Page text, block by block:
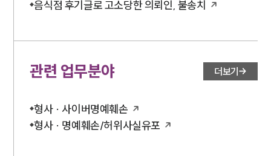
음식점 후기글로 고소당한 의뢰인, 불송치
관련 업무분야 더보기
형사 · 사이버명예훼손
형사 · 명예훼손/허위사실유포